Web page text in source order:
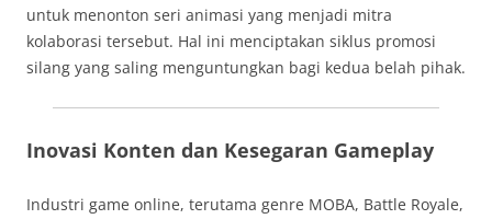
untuk menonton seri animasi yang menjadi mitra
kolaborasi tersebut. Hal ini menciptakan siklus promosi
silang yang saling menguntungkan bagi kedua belah pihak.
Inovasi Konten dan Kesegaran Gameplay
Industri game online, terutama genre MOBA, Battle Royale,